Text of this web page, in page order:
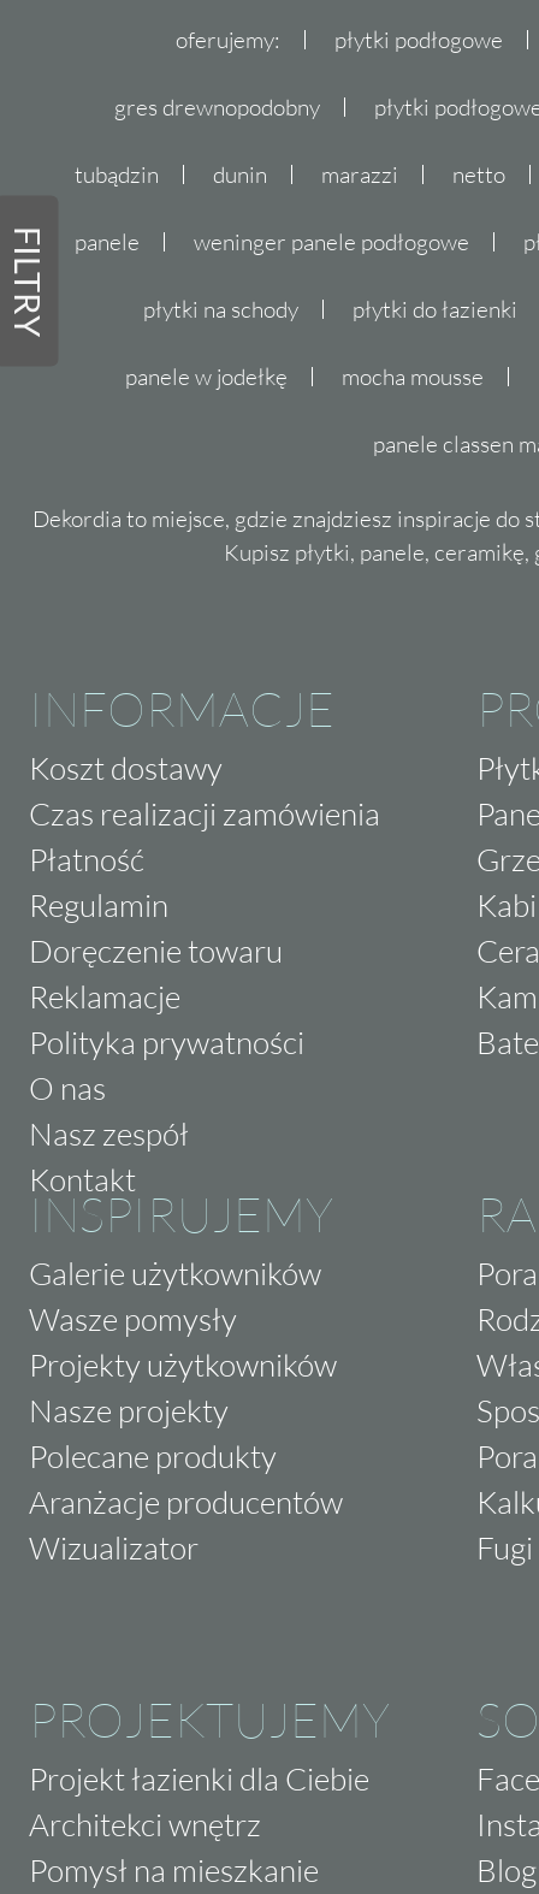
FILTRY
oferujemy: płytki podłogowe
gres drewnopodobny płytki
tubądzin dunin marazzi netto
panele weninger panele podłogowe
płytki na schody płytki do łazienki
panele w jodełkę mocha mousse
panele classen
Dekordia to miejsce, gdzie znajdziesz inspiracje do
Kupisz płytki, panele,
INFORMACJE
Koszt dostawy
Czas realizacji zamówienia
Płatność
Regulamin
Doręczenie towaru
Reklamacje
Polityka prywatności
O nas
Nasz zespół
Kontakt
INSPIRUJEMY
Galerie użytkowników
Wasze pomysły
Projekty użytkowników
Nasze projekty
Polecane produkty
Aranżacje producentów
Wizualizator
PROJEKTUJEMY
Projekt łazienki dla Ciebie
Architekci wnętrz
Pomysł na mieszkanie
Blog